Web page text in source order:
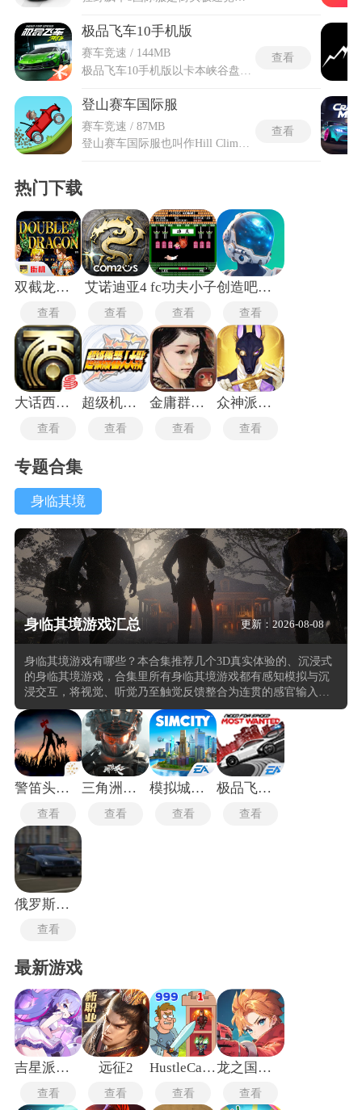
极品飞车10手机版
赛车竞速 / 144MB
查看
登山赛车国际服
赛车竞速 / 87MB
登山赛车国际服也叫作Hill Climb Racing，这是一款以赛车为主题的横版动作闯关手游。游戏采用卡通风格设计，并结合了金典赛车的特色和优势，在原有的基础上进行创新，让玩家能够在游戏中体验极富挑战性的赛道。可以驾驶自己的赛车进行模拟驾驶，还可以购买零件来改造赛车，提升各个部件的性能，帮助玩家更好地完成关卡挑战。
查看
热门下载
双截龙格斗
查看
艾诺迪亚4
查看
fc功夫小子
查看
创造吧我们的星球新世界版
查看
大话西游2口袋版
查看
超级机器人大战z最新版
查看
金庸群侠传x手机版
查看
众神派对国际服
查看
专题合集
身临其境
身临其境游戏汇总 更新：2026-08-08
身临其境游戏有哪些？本合集推荐几个3D真实体验的、沉浸式
的身临其境游戏，合集里所有身临其境游戏都有感知模拟与沉
浸交互，将视觉、听觉乃至触觉反馈整合为连贯的感官输入，
头戴显示设备或环绕屏幕将玩家置于一个三维空间。玩家通过
手柄或体感设备在虚拟空间中移动、抓取或瞄准，系统以第一
人称视角呈现并实时更新视野内的物体位置与光影变化，操作
反馈与视觉反馈保持同步以减少延迟带来的脱离感。交互方式
模拟现实中的物理逻辑。推门需要伸手、拉近需要施力，部分
身临其境游戏通过震动反馈补充触觉层面的信息。
警笛头重制版
查看
三角洲摸金模拟器
查看
模拟城市我是市长
查看
极品飞车18
查看
俄罗斯漂移模拟
查看
最新游戏
吉星派对手机版
查看
远征2
查看
HustleCastle中文版
查看
龙之国物语畅享服
查看